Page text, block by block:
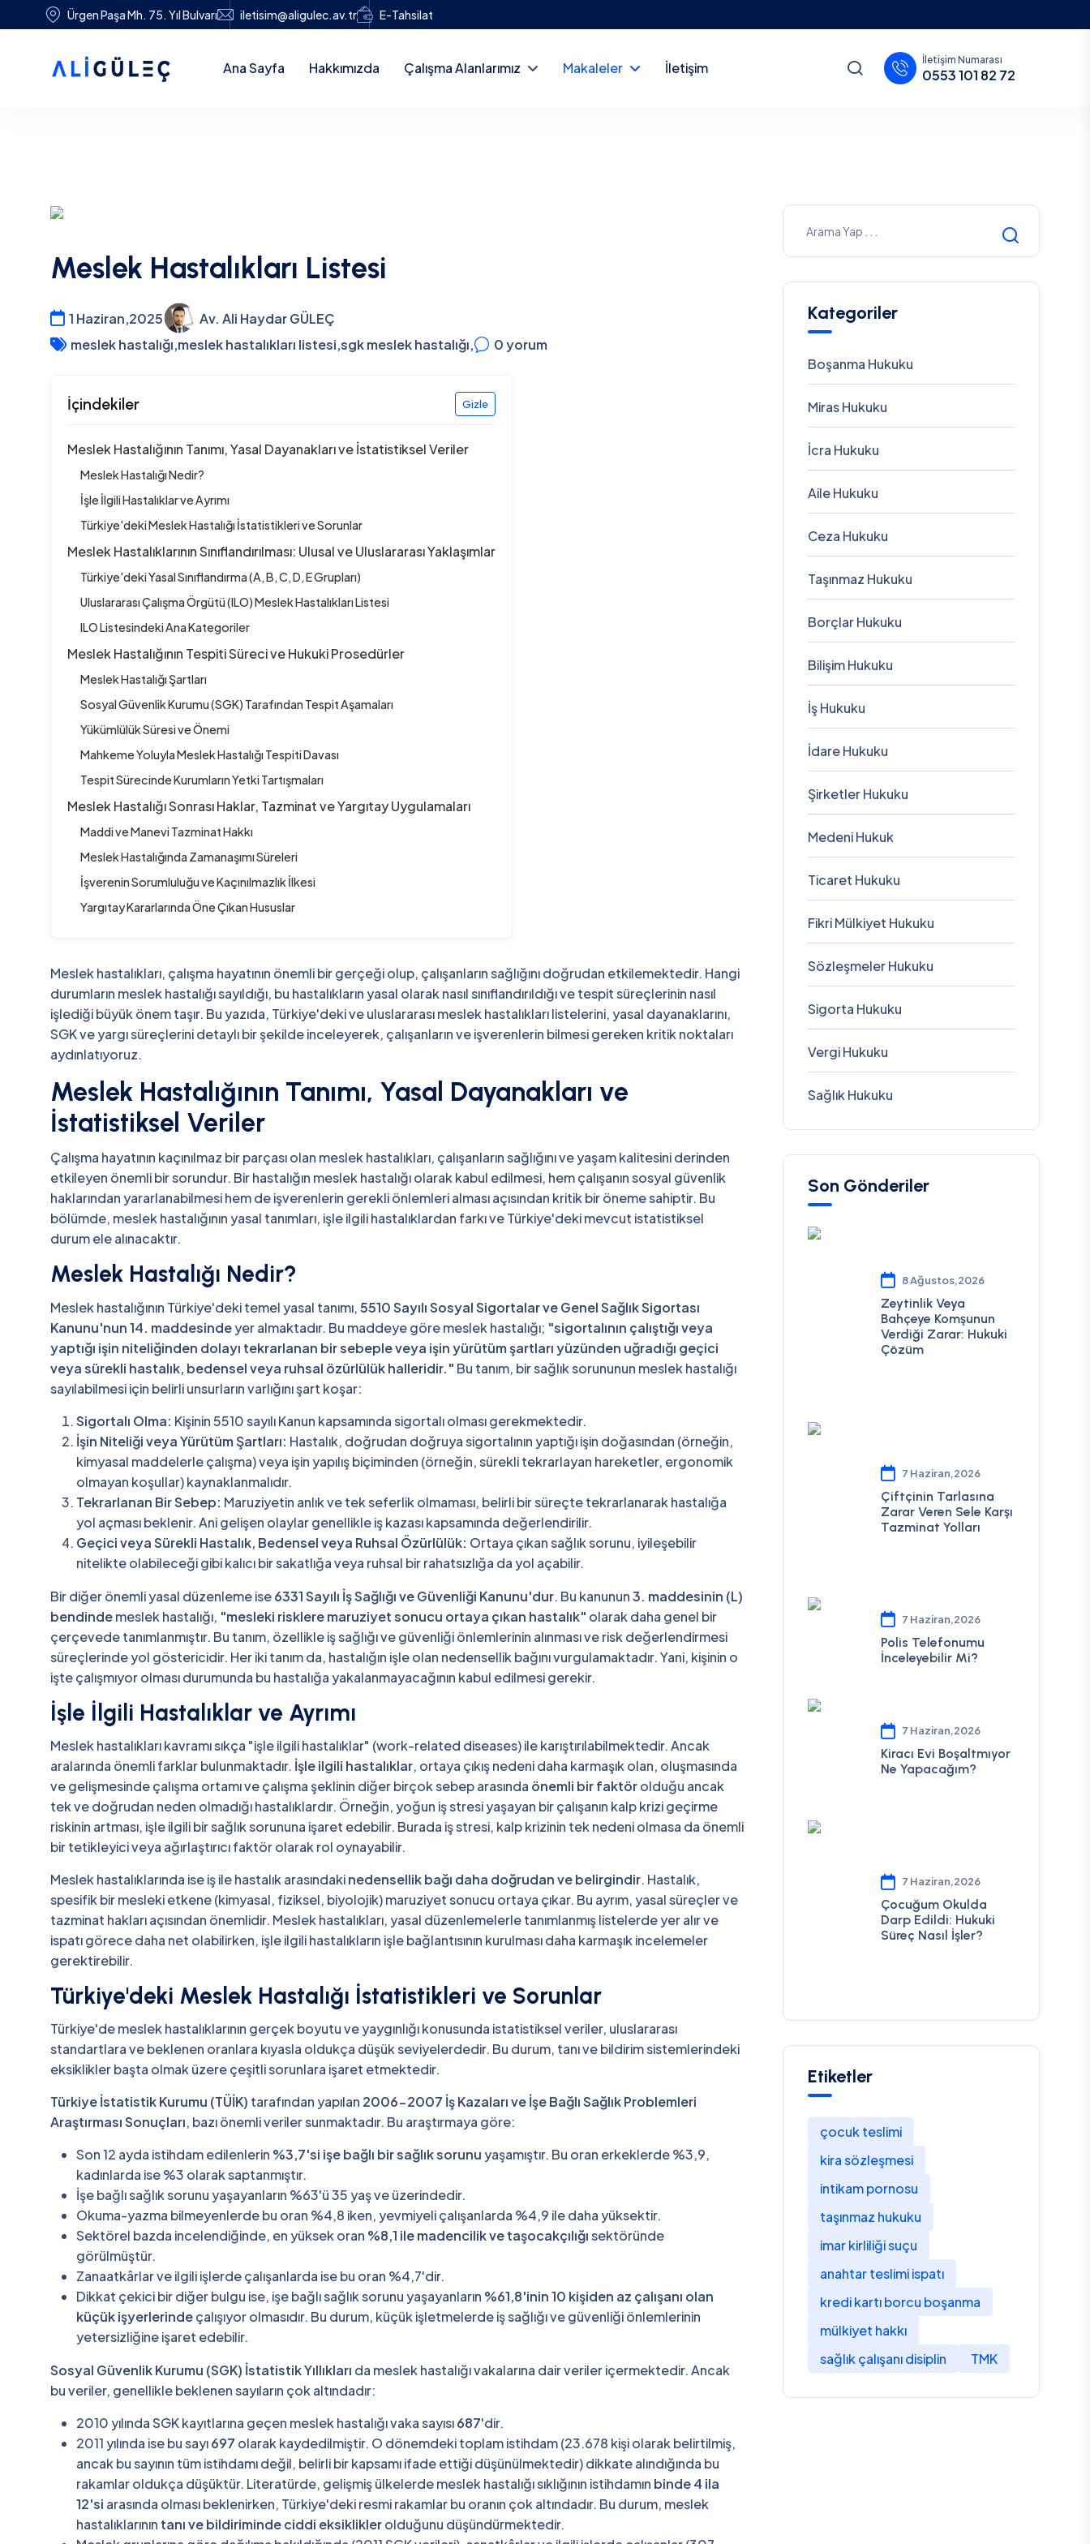
Ürgen Paşa Mh. 75. Yıl Bulvarı iletisim@aligulec.av.tr E-Tahsilat
Ana Sayfa Hakkımızda Çalışma Alanlarımız Makaleler İletişim İletişim Numarası
0553 101 82 72
Meslek Hastalıkları Listesi
1 Haziran,2025
Av. Ali Haydar GÜLEÇ
meslek hastalığı,meslek hastalıkları listesi,sgk meslek hastalığı, 0yorum
İçindekiler Gizle
Meslek Hastalığının Tanımı, Yasal Dayanakları ve İstatistiksel Veriler
Meslek Hastalığı Nedir?
İşle İlgili Hastalıklar ve Ayrımı
Türkiye'deki Meslek Hastalığı İstatistikleri ve Sorunlar
Meslek Hastalıklarının Sınıflandırılması: Ulusal ve Uluslararası Yaklaşımlar
Türkiye'deki Yasal Sınıflandırma (A, B, C, D, E Grupları)
Uluslararası Çalışma Örgütü (ILO) Meslek Hastalıkları Listesi
ILO Listesindeki Ana Kategoriler
Meslek Hastalığının Tespiti Süreci ve Hukuki Prosedürler
Meslek Hastalığı Şartları
Sosyal Güvenlik Kurumu (SGK) Tarafından Tespit Aşamaları
Yükümlülük Süresi ve Önemi
Mahkeme Yoluyla Meslek Hastalığı Tespiti Davası
Tespit Sürecinde Kurumların Yetki Tartışmaları
Meslek Hastalığı Sonrası Haklar, Tazminat ve Yargıtay Uygulamaları
Maddi ve Manevi Tazminat Hakkı
Meslek Hastalığında Zamanaşımı Süreleri
İşverenin Sorumluluğu ve Kaçınılmazlık İlkesi
Yargıtay Kararlarında Öne Çıkan Hususlar
Meslek hastalıkları, çalışma hayatının önemli bir gerçeği olup, çalışanların sağlığını doğrudan etkilemektedir. Hangi
durumların meslek hastalığı sayıldığı, bu hastalıkların yasal olarak nasıl sınıflandırıldığı ve tespit süreçlerinin nasıl
işlediği büyük önem taşır. Bu yazıda, Türkiye'deki ve uluslararası meslek hastalıkları listelerini, yasal dayanaklarını,
SGK ve yargı süreçlerini detaylı bir şekilde inceleyerek, çalışanların ve işverenlerin bilmesi gereken kritik noktaları
aydınlatıyoruz.
Meslek Hastalığının Tanımı, Yasal Dayanakları ve
İstatistiksel Veriler
Çalışma hayatının kaçınılmaz bir parçası olan meslek hastalıkları, çalışanların sağlığını ve yaşam kalitesini derinden
etkileyen önemli bir sorundur. Bir hastalığın meslek hastalığı olarak kabul edilmesi, hem çalışanın sosyal güvenlik
haklarından yararlanabilmesi hem de işverenlerin gerekli önlemleri alması açısından kritik bir öneme sahiptir. Bu
bölümde, meslek hastalığının yasal tanımları, işle ilgili hastalıklardan farkı ve Türkiye'deki mevcut istatistiksel
durum ele alınacaktır.
Meslek Hastalığı Nedir?
Meslek hastalığının Türkiye'deki temel yasal tanımı,5510 Sayılı Sosyal Sigortalar ve Genel Sağlık Sigortası
Kanunu'nun 14. maddesindeyer almaktadır. Bu maddeye göre meslek hastalığı; "sigortalının çalıştığı veya
yaptığı işin niteliğinden dolayı tekrarlanan bir sebeple veya işin yürütüm şartları yüzünden uğradığı geçici
veya sürekli hastalık, bedensel veya ruhsal özürlülük halleridir." Bu tanım, bir sağlık sorununun meslek hastalığı
sayılabilmesi için belirli unsurların varlığını şart koşar:
Sigortalı Olma: Kişinin 5510 sayılı Kanun kapsamında sigortalı olması gerekmektedir.
İşin Niteliği veya Yürütüm Şartları: Hastalık, doğrudan doğruya sigortalının yaptığı işin doğasından (örneğin,
kimyasal maddelerle çalışma) veya işin yapılış biçiminden (örneğin, sürekli tekrarlayan hareketler, ergonomik
olmayan koşullar) kaynaklanmalıdır.
Tekrarlanan Bir Sebep: Maruziyetin anlık ve tek seferlik olmaması, belirli bir süreçte tekrarlanarak hastalığa
yol açması beklenir. Ani gelişen olaylar genellikle iş kazası kapsamında değerlendirilir.
Geçici veya Sürekli Hastalık, Bedensel veya Ruhsal Özürlülük: Ortaya çıkan sağlık sorunu, iyileşebilir
nitelikte olabileceği gibi kalıcı bir sakatlığa veya ruhsal bir rahatsızlığa da yol açabilir.
Bir diğer önemli yasal düzenleme ise6331 Sayılı İş Sağlığı ve Güvenliği Kanunu'dur. Bu kanunun3. maddesinin (L)
bendindemeslek hastalığı, "mesleki risklere maruziyet sonucu ortaya çıkan hastalık" olarak daha genel bir
çerçevede tanımlanmıştır. Bu tanım, özellikle iş sağlığı ve güvenliği önlemlerinin alınması ve risk değerlendirmesi
süreçlerinde yol göstericidir. Her iki tanım da, hastalığın işle olan nedensellik bağını vurgulamaktadır. Yani, kişinin o
işte çalışmıyor olması durumunda bu hastalığa yakalanmayacağının kabul edilmesi gerekir.
İşle İlgili Hastalıklar ve Ayrımı
Meslek hastalıkları kavramı sıkça "işle ilgili hastalıklar" (work-related diseases) ile karıştırılabilmektedir. Ancak
aralarında önemli farklar bulunmaktadır. İşle ilgili hastalıklar, ortaya çıkış nedeni daha karmaşık olan, oluşmasında
ve gelişmesinde çalışma ortamı ve çalışma şeklinin diğer birçok sebep arasında önemli bir faktörolduğu ancak
tek ve doğrudan neden olmadığı hastalıklardır. Örneğin, yoğun iş stresi yaşayan bir çalışanın kalp krizi geçirme
riskinin artması, işle ilgili bir sağlık sorununa işaret edebilir. Burada iş stresi, kalp krizinin tek nedeni olmasa da önemli
bir tetikleyici veya ağırlaştırıcı faktör olarak rol oynayabilir.
Meslek hastalıklarında ise iş ile hastalık arasındakinedensellik bağı daha doğrudan ve belirgindir. Hastalık,
spesifik bir mesleki etkene (kimyasal, fiziksel, biyolojik) maruziyet sonucu ortaya çıkar. Bu ayrım, yasal süreçler ve
tazminat hakları açısından önemlidir. Meslek hastalıkları, yasal düzenlemelerle tanımlanmış listelerde yer alır ve
ispatı görece daha net olabilirken, işle ilgili hastalıkların işle bağlantısının kurulması daha karmaşık incelemeler
gerektirebilir.
Türkiye'deki Meslek Hastalığı İstatistikleri ve Sorunlar
Türkiye'de meslek hastalıklarının gerçek boyutu ve yaygınlığı konusunda istatistiksel veriler, uluslararası
standartlara ve beklenen oranlara kıyasla oldukça düşük seviyelerdedir. Bu durum, tanı ve bildirim sistemlerindeki
eksiklikler başta olmak üzere çeşitli sorunlara işaret etmektedir.
Türkiye İstatistik Kurumu (TÜİK) tarafından yapılan 2006-2007 İş Kazaları ve İşe Bağlı Sağlık Problemleri
Araştırması Sonuçları, bazı önemli veriler sunmaktadır. Bu araştırmaya göre:
Son 12 ayda istihdam edilenlerin %3,7'si işe bağlı bir sağlık sorunuyaşamıştır. Bu oran erkeklerde %3,9,
kadınlarda ise %3 olarak saptanmıştır.
İşe bağlı sağlık sorunu yaşayanların %63'ü 35 yaş ve üzerindedir.
Okuma-yazma bilmeyenlerde bu oran %4,8 iken, yevmiyeli çalışanlarda %4,9 ile daha yüksektir.
Sektörel bazda incelendiğinde, en yüksek oran %8,1 ile madencilik ve taşocakçılığısektöründe
görülmüştür.
Zanaatkârlar ve ilgili işlerde çalışanlarda ise bu oran %4,7'dir.
Dikkat çekici bir diğer bulgu ise, işe bağlı sağlık sorunu yaşayanların %61,8'inin 10 kişiden az çalışanı olan
küçük işyerlerindeçalışıyor olmasıdır. Bu durum, küçük işletmelerde iş sağlığı ve güvenliği önlemlerinin
yetersizliğine işaret edebilir.
Sosyal Güvenlik Kurumu (SGK) İstatistik Yıllıkları da meslek hastalığı vakalarına dair veriler içermektedir. Ancak
bu veriler, genellikle beklenen sayıların çok altındadır:
2010 yılında SGK kayıtlarına geçen meslek hastalığı vaka sayısı687'dir.
2011 yılında ise bu sayı697 olarak kaydedilmiştir. O dönemdeki toplam istihdam (23.678 kişi olarak belirtilmiş,
ancak bu sayının tüm istihdamı değil, belirli bir kapsamı ifade ettiği düşünülmektedir) dikkate alındığında bu
rakamlar oldukça düşüktür. Literatürde, gelişmiş ülkelerde meslek hastalığı sıklığının istihdamın binde 4 ila
12'si arasında olması beklenirken, Türkiye'deki resmi rakamlar bu oranın çok altındadır. Bu durum, meslek
hastalıklarının tanı ve bildiriminde ciddi eksikliklerolduğunu düşündürmektedir.
Kategoriler
Boşanma Hukuku
Miras Hukuku
İcra Hukuku
Aile Hukuku
Ceza Hukuku
Taşınmaz Hukuku
Borçlar Hukuku
Bilişim Hukuku
İş Hukuku
İdare Hukuku
Şirketler Hukuku
Medeni Hukuk
Ticaret Hukuku
Fikri Mülkiyet Hukuku
Sözleşmeler Hukuku
Sigorta Hukuku
Vergi Hukuku
Sağlık Hukuku
Son Gönderiler
8 Ağustos,2026
Zeytinlik Veya
Bahçeye Komşunun
Verdiği Zarar: Hukuki
Çözüm
7 Haziran,2026
Çiftçinin Tarlasına
Zarar Veren Sele Karşı
Tazminat Yolları
7 Haziran,2026
Polis Telefonumu
İnceleyebilir Mi?
7 Haziran,2026
Kiracı Evi Boşaltmıyor
Ne Yapacağım?
7 Haziran,2026
Çocuğum Okulda
Darp Edildi: Hukuki
Süreç Nasıl İşler?
Etiketler
çocuk teslimi
kira sözleşmesi
intikam pornosu
taşınmaz hukuku
imar kirliliği suçu
anahtar teslimi ispatı
kredi kartı borcu boşanma
mülkiyet hakkı
sağlık çalışanı disiplin
TMK